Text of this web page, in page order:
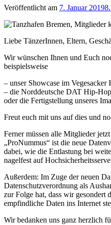
Veröffentlicht am 7. Januar 2019
Liebe TänzerInnen, Eltern,
Wir wünschen Ihnen und Euch
beispielsweise
– unser Showcase im
– die Norddeutsche DAT Hip-
oder die Fertigstellung unseres
Freut euch mit uns auf dies und
Ferner müssen alle Mitglieder
„ProNummus“ ist die neue
dabei, wie die Entlastung bei
nagelfest auf
Außerdem: Im Zuge der neuen
Datenschutzverordnung als
zur Folge hat, dass wir gesondert
empfindliche Daten ins Internet
Wir bedanken uns ganz herzlich